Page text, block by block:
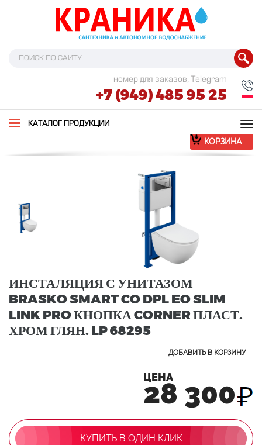
номер для заказов, Telegram
+7 (949) 485 95 25
КАТАЛОГ ПРОДУКЦИИ
КОРЗИНА
ИНСТАЛЯЦИЯ С УНИТАЗОМ
BRASKO SMART CO DPL EO SLIM
LINK PRO КНОПКА CORNER ПЛАСТ.
ХРОМ ГЛЯН. LP 68295
ДОБАВИТЬ В КОРЗИНУ
ЦЕНА
28 300
КУПИТЬ В ОДИН КЛИК